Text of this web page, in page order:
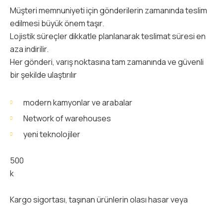
Müşteri memnuniyeti için gönderilerin zamanında teslim
edilmesi büyük önem taşır.
Lojistik süreçler dikkatle planlanarak teslimat süresi en
aza indirilir.
Her gönderi, varış noktasına tam zamanında ve güvenli
bir şekilde ulaştırılır
modern kamyonlar ve arabalar
Network of warehouses
yeni teknolojiler
500
k
Kargo sigortası, taşınan ürünlerin olası hasar veya